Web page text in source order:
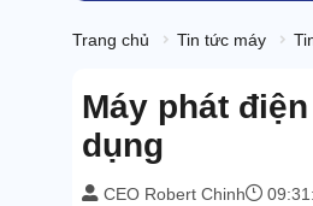
Trang chủ Tin tức máy
Máy phát
dụng
CEO Robert Chinh